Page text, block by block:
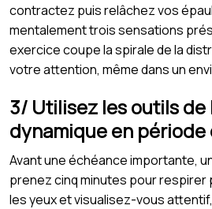
contractez puis relâchez vos
mentalement trois sensations
exercice coupe la spirale de la
votre attention, même dans un
3/ Utilisez les outils
dynamique en
Avant une échéance importante,
prenez cinq minutes pour
les yeux et visualisez-vous